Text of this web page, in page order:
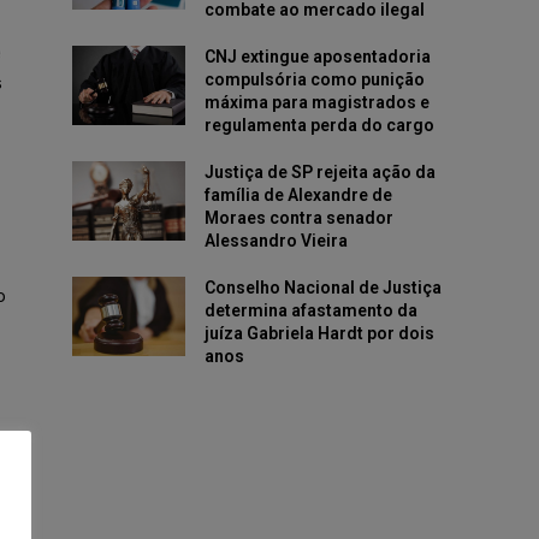
combate ao mercado ilegal
CNJ extingue aposentadoria
compulsória como punição
máxima para magistrados e
regulamenta perda do cargo
Justiça de SP rejeita ação da
família de Alexandre de
Moraes contra senador
Alessandro Vieira
Conselho Nacional de Justiça
determina afastamento da
juíza Gabriela Hardt por dois
anos